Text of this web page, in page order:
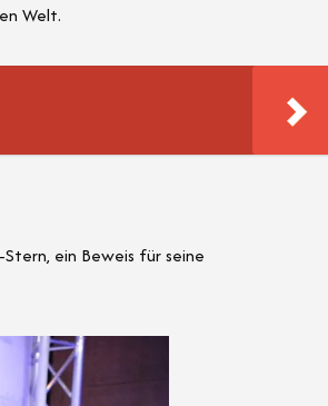
Welt.
ein Beweis für seine